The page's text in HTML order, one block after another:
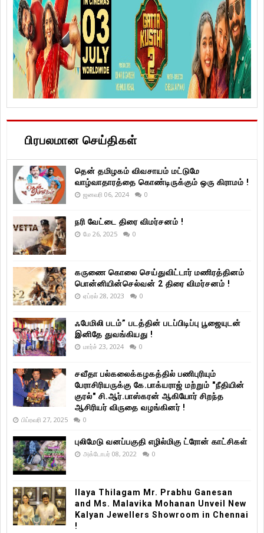
பிரபலமான செய்திகள்
தென் தமிழகம் விவசாயம் மட்டுமே
வாழ்வாதாரத்தை கொண்டிருக்கும் ஒரு கிராமம் !
ஜனவரி 06, 2024 0
நரி வேட்டை திரை விமர்சனம் !
மே 26, 2025 0
கருணை கொலை செய்துவிட்டார் மணிரத்தினம்
பொன்னியின்செல்வன் 2 திரை விமர்சனம் !
ஏப்ரல் 28, 2023 0
ஃபேமிலி படம்” படத்தின் படப்பிடிப்பு பூஜையுடன்
இனிதே துவங்கியது !
மார்ச் 23, 2024 0
சவீதா பல்கலைக்கழகத்தில் பணிபுரியும்
பேராசிரியருக்கு கே.பாக்யராஜ் மற்றும் "நீதியின்
குரல்" சி.ஆர்.பாஸ்கரன் ஆகியோர் சிறந்த
ஆசிரியர் விருதை வழங்கினர் !
பிப்ரவரி 27, 2025 0
புலிமேடு வனப்பகுதி எழில்மிகு ட்ரோன் காட்சிகள்
அக்டோபர் 08, 2022 0
Ilaya Thilagam Mr. Prabhu Ganesan
and Ms. Malavika Mohanan Unveil New
Kalyan Jewellers Showroom in Chennai
!